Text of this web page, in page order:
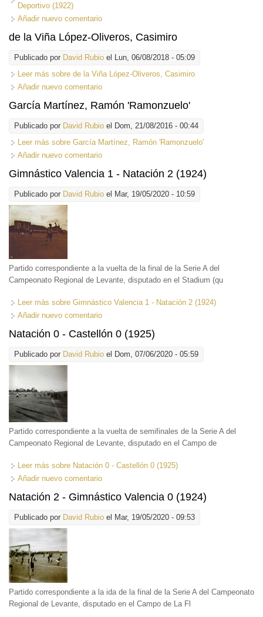
Deportivo (1922)
Añadir nuevo comentario
de la Viña López-Oliveros, Casimiro
Publicado por David Rubio el Lun, 06/08/2018 - 05:09
Leer más sobre de la Viña López-Oliveros, Casimiro
Añadir nuevo comentario
García Martínez, Ramón 'Ramonzuelo'
Publicado por David Rubio el Dom, 21/08/2016 - 00:44
Leer más sobre García Martínez, Ramón 'Ramonzuelo'
Añadir nuevo comentario
Gimnástico Valencia 1 - Natación 2 (1924)
Publicado por David Rubio el Mar, 19/05/2020 - 10:59
Partido correspondiente a la vuelta de la final de la Serie A del
Campeonato Regional de Levante, disputado en el Stadium (qu
Leer más sobre Gimnástico Valencia 1 - Natación 2 (1924)
Añadir nuevo comentario
Natación 0 - Castellón 0 (1925)
Publicado por David Rubio el Dom, 07/06/2020 - 05:59
Partido correspondiente a la vuelta de semifinales de la Serie A del
Campeonato Regional de Levante, disputado en el Campo de
Leer más sobre Natación 0 - Castellón 0 (1925)
Añadir nuevo comentario
Natación 2 - Gimnástico Valencia 0 (1924)
Publicado por David Rubio el Mar, 19/05/2020 - 09:53
Partido correspondiente a la ida de la final de la Serie A del Campeonato
Regional de Levante, disputado en el Campo de La Fl